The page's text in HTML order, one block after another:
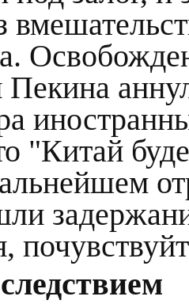
Пекина
"Китай